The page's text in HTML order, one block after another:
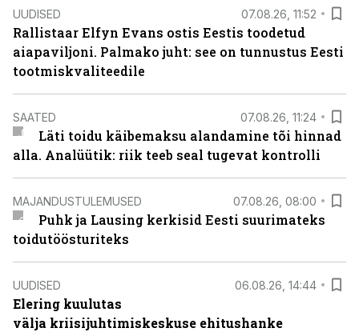
UUDISED 07.08.26, 11:52
Rallistaar Elfyn Evans ostis Eestis toodetud
aiapaviljoni. Palmako juht: see on tunnustus Eesti
tootmiskvaliteedile
SAATED 07.08.26, 11:24
Läti toidu käibemaksu alandamine tõi hinnad
alla. Analüütik: riik teeb seal tugevat kontrolli
MAJANDUSTULEMUSED 07.08.26, 08:00
Puhk ja Lausing kerkisid Eesti suurimateks
toidutöösturiteks
UUDISED 06.08.26, 14:44
Elering kuulutas
välja kriisijuhtimiskeskuse ehitushanke